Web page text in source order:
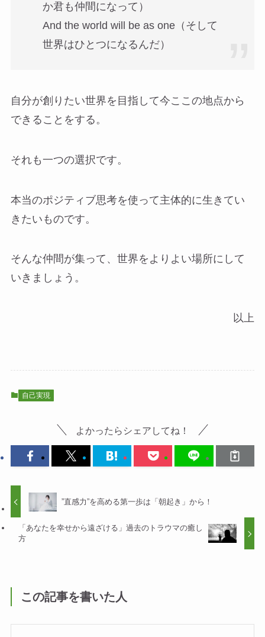
か君も仲間になって）
And the world will be as one（そして
世界はひとつになるんだ）
自分が創りたい世界を目指して今ここの地点から
できることをする。
それも一つの選択です。
本当のポジティブ思考を使って主体的に生きてい
きたいものです。
そんな仲間が集って、世界をよりよい場所にして
いきましょう。
以上
自己実現
よかったらシェアしてね！
”直感力”を高める第一歩は「朝起き」から！
「あなたを幸せから遠ざける」過去のトラウマの癒し
方
この記事を書いた人